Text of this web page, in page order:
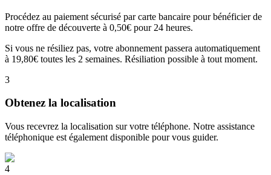
Procédez au paiement sécurisé par carte bancaire pour bénéficier de
notre offre de découverte à 0,50€ pour 24 heures.
Si vous ne résiliez pas, votre abonnement passera automatiquement
à 19,80€ toutes les 2 semaines. Résiliation possible à tout moment.
3
Obtenez la localisation
Vous recevrez la localisation sur votre téléphone. Notre assistance
téléphonique est également disponible pour vous guider.
4